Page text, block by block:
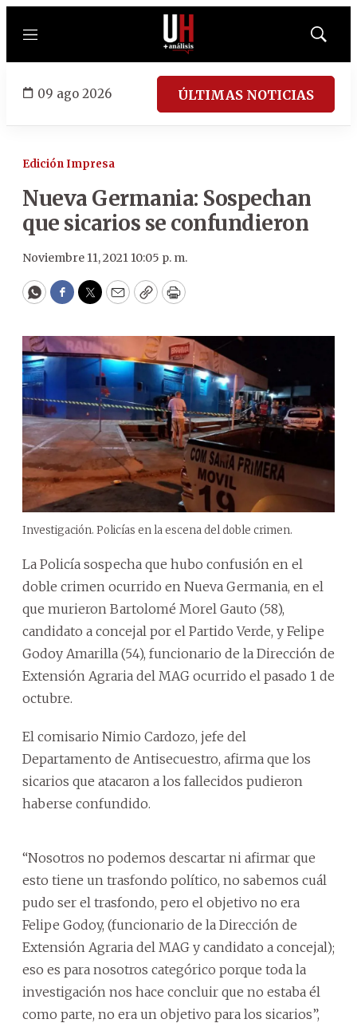
Menú
Mostrar
09 ago 2026 ÚLTIMAS NOTICIAS
Edición Impresa
Nueva Germania: Sospechan
que sicarios se confundieron
Noviembre 11, 2021 10:05 p. m.
WhatsApp
Facebook
Twitter
EmailCopyPrint
Investigación. Policías en la escena del doble crimen.
La Policía sospecha que hubo confusión en el
doble crimen ocurrido en Nueva Germania, en el
que murieron Bartolomé Morel Gauto (58),
candidato a concejal por el Partido Verde, y Felipe
Godoy Amarilla (54), funcionario de la Dirección de
Extensión Agraria del MAG ocurrido el pasado 1 de
octubre.
El comisario Nimio Cardozo, jefe del
Departamento de Antisecuestro, afirma que los
sicarios que atacaron a los fallecidos pudieron
haberse confundido.
“Nosotros no podemos descartar ni afirmar que
esto tiene un trasfondo político, no sabemos cuál
pudo ser el trasfondo, pero el objetivo no era
Felipe Godoy, (funcionario de la Dirección de
Extensión Agraria del MAG y candidato a concejal);
eso es para nosotros categórico porque toda la
investigación nos hace concluir que no estaba él
como parte, no era un objetivo para los sicarios”,